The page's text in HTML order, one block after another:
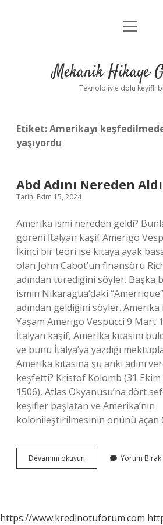
Anasayfa
Yasal Uyarı
menüyü
Mekanik Hikaye
Teknolojiyle dolu keyifli
Etiket:Amerikayı
yaşıyordu
Abd Adını Nereden Aldı
Tarih: Ekim 15, 2024
Amerika ismi nereden geldi?
göreni İtalyan kaşif Amerigo
İkinci bir teori ise kıtaya ayak
olan John Cabot’un finansörü
adından türediğini söyler. Başka
ismin Nikaragua’daki
adından geldiğini söyler.
Yaşam Amerigo Vespucci 9 Mart
İtalyan kaşif, Amerika kıtasını
ve bunu İtalya’ya yazdığı
Amerika kıtasına şu anki adını
keşfetti? Kristof Kolomb (31 Ekim
1506), Atlas Okyanusu’na dört
keşifler başlatan ve Amerika’nın
kolonileştirilmesinin önünü açan
Devamını okuyun
Adını
Yorum Bırak
https://www.kredinotuforum.com